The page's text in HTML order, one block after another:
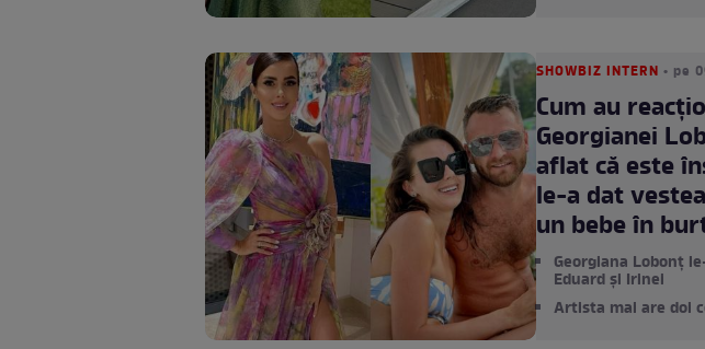
SHOWBIZ INTERN • pe
Cum au
Georgianei
aflat că este
le-a dat
un bebe în
Georgiana Lobonț
Eduard și Irinei
Artista mai are doi